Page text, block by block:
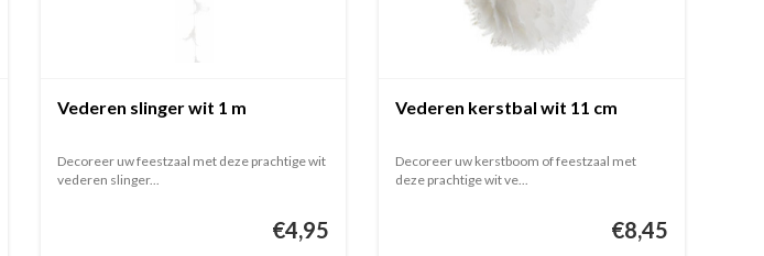
Vederen slinger wit 1 m
Decoreer uw feestzaal met deze prachtige wit
vederen slinger...
€4,95
Vederen kerstbal wit 11 cm
Decoreer uw kerstboom of feestzaal met
deze prachtige wit ve...
€8,45